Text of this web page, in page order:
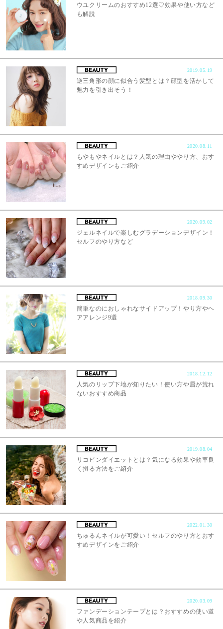
ウユクリームのおすすめ12選♡効果や使い方など
も解説
2019.05.19
逆三角形の顔に似合う髪型とは？顔型を活かして
魅力を引き出そう！
2020.08.11
もやもやネイルとは？人気の理由ややり方、おす
すめデザインもご紹介
2020.09.02
ジェルネイルで楽しむグラデーションデザイン！
セルフのやり方など
2018.09.30
簡単なのにおしゃれなサイドアップ！やり方やヘ
アアレンジ9選
2018.12.12
人気のリップ下地が知りたい！使い方や唇が荒れ
ないおすすめ商品
2019.08.04
リコピンダイエットとは？気になる効果や効率良
く摂る方法をご紹介
2022.01.30
ちゅるんネイルが可愛い！セルフのやり方とおす
すめデザインをご紹介
2020.03.09
ファンデーションテープとは？おすすめの使い道
や人気商品を紹介